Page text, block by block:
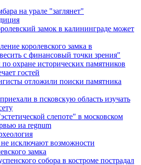
на урале "заглянет"
замок в калининграде может
королевского замка в
с финансовый точки зрения"
охране исторических памятников
гостей
отложили поиски памятника
в псковскую область изучать
слепоте" в московском
иа regnum
исключают возможности
замка
собора в костроме пострадал